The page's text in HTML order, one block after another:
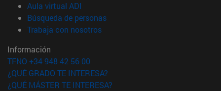
Aula virtual ADI
Búsqueda de personas(abre en nueva ventana)
Trabaja con nosotros(abre en nueva ventana)
Información
TFNO +34 948 42 56 00
¿QUÉ GRADO TE INTERESA?
¿QUÉ MÁSTER TE INTERESA?